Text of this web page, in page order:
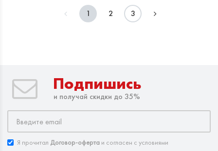
1 2 3
Подпишись
и получай скидки до 35%
Я прочитал Договор-оферта и согласен с условиями